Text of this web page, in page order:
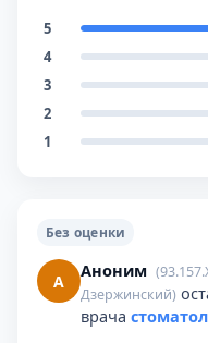
5
4
3
2
1
Без оценки
А Аноним
Дзержинский)
врача